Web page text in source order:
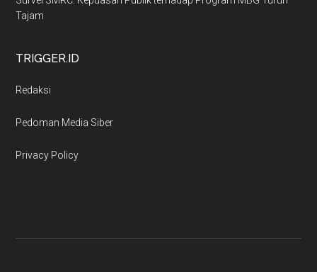
Tajam
TRIGGER.ID
Redaksi
Pedoman Media Siber
Privacy Policy